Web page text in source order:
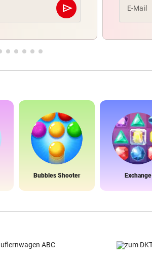
send
Abschicken E-Mail
Bubbles Shooter Exchange